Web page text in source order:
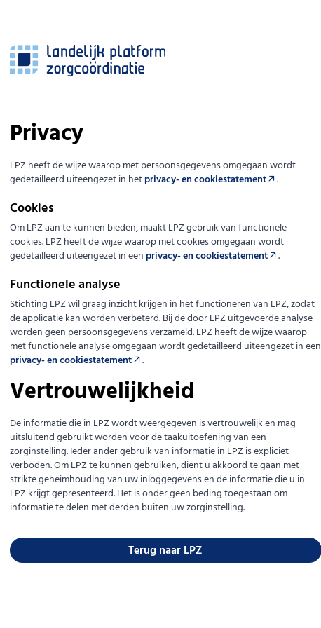
Privacy
LPZ heeft de wijze waarop met persoonsgegevens omgegaan wordt
gedetailleerd uiteengezet in hetprivacy- en cookiestatement .
Cookies
Om LPZ aan te kunnen bieden, maakt LPZ gebruik van functionele
cookies. LPZ heeft de wijze waarop met cookies omgegaan wordt
gedetailleerd uiteengezet in eenprivacy- en cookiestatement .
Functionele analyse
Stichting LPZ wil graag inzicht krijgen in het functioneren van LPZ, zodat
de applicatie kan worden verbeterd. Bij de door LPZ uitgevoerde analyse
worden geen persoonsgegevens verzameld. LPZ heeft de wijze waarop
met functionele analyse omgegaan wordt gedetailleerd uiteengezet in een
privacy- en cookiestatement
.
Vertrouwelijkheid
De informatie die in LPZ wordt weergegeven is vertrouwelijk en mag
uitsluitend gebruikt worden voor de taakuitoefening van een
zorginstelling. Ieder ander gebruik van informatie in LPZ is expliciet
verboden. Om LPZ te kunnen gebruiken, dient u akkoord te gaan met
strikte geheimhouding van uw inloggegevens en de informatie die u in
LPZ krijgt gepresenteerd. Het is onder geen beding toegestaan om
informatie te delen met derden buiten uw zorginstelling.
Terug naar LPZ